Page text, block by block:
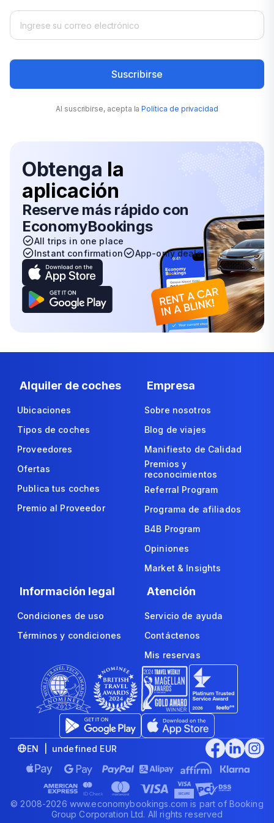
Alquiler de coches: Aeropuerto de Seattle
Alquiler de coches: Aeropuerto de Tijuana
Dumo
Suscribirse
Al suscribirse, acepta la Política de privacidad
Obtenga la
aplicación
Reserve más rápido con
EconomyBookings
All trips in one place
Instant confirmation
App-only deals
Alquiler de coches
Ubicaciones
Tipos de coches
Proveedores
Ofertas
Publica tus coches
Premio al Proveedor
Empresa
Sobre nosotros
Blog de viajes
Manifiesto de Calidad
Premios y
reconocimientos
Referral Program
Programa de afiliados
B4B Program
Opiniones
Market & Insights
Información legal
Condiciones de uso
Términos y condiciones
Atención
Servicio de ayuda
Contáctenos
Mis reservas
EN | undefined EUR
© 2008-2026 www.economybookings.com is part of Booking
Group Corporation Ltd. All rights reserved